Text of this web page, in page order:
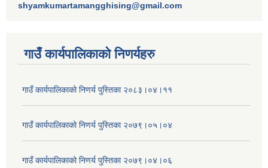
shyamkumartamangghising@gmail.com
गाउँ कार्यपालिकाकाे निणर्यहरु
गाउँ कार्यपालिकाको निणर्य पुस्तिका २०८३।०४।११
गाउँ कार्यपालिकाको निणर्य पुस्तिका २०७९।०५।०४
गाउँ कार्यपालिकाको निणर्य पुस्तिका २०७९।०४।०६